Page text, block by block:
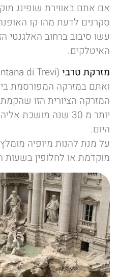
אם אתם באווירת שופינג
סקרנים לדעת מהו קו
עשו סיבוב ברחוב האלגנטי
האיטלקים.
מזרקת טרבי
ואתם במזרקה המפורסמת
יותר מ 30 שנה
היום.
על מנת להנות מיופיה
מוקדמת או לחלופין בשעות